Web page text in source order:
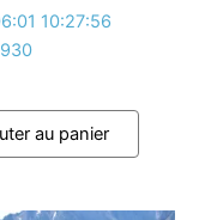
10:27:56
au panier